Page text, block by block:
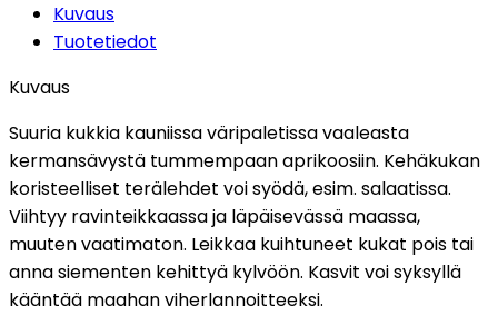
Kuvaus
Tuotetiedot
Kuvaus
Suuria kukkia kauniissa väripaletissa vaaleasta
kermansävystä tummempaan aprikoosiin. Kehäkukan
koristeelliset terälehdet voi syödä, esim. salaatissa.
Viihtyy ravinteikkaassa ja läpäisevässä maassa,
muuten vaatimaton. Leikkaa kuihtuneet kukat pois tai
anna siementen kehittyä kylvöön. Kasvit voi syksyllä
kääntää maahan viherlannoitteeksi.